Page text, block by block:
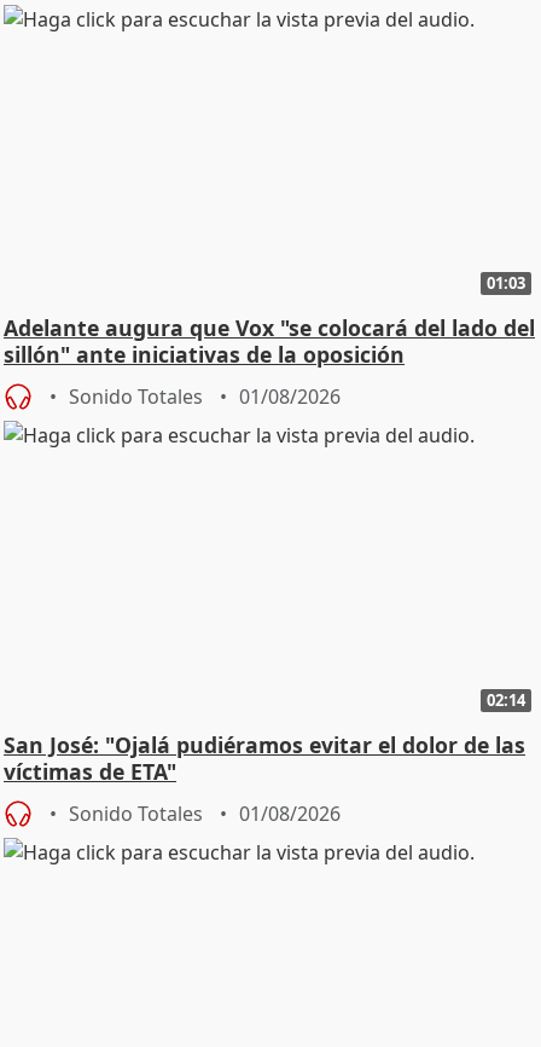
01:03
Adelante augura que Vox "se colocará del lado del
sillón" ante iniciativas de la oposición
Sonido Totales 01/08/2026
02:14
San José: "Ojalá pudiéramos evitar el dolor de las
víctimas de ETA"
Sonido Totales 01/08/2026